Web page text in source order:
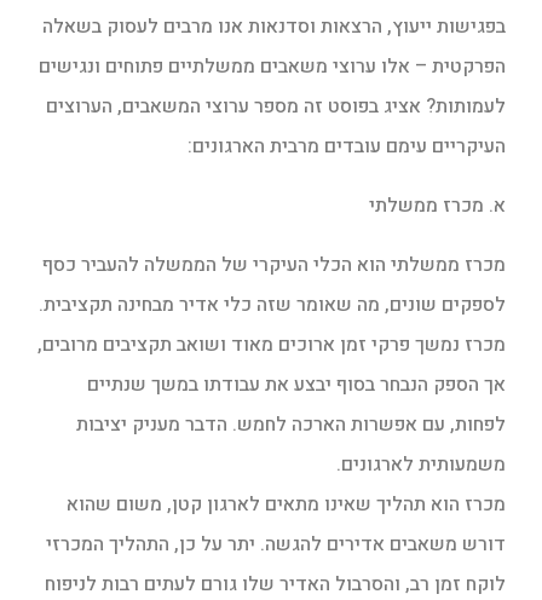
בפגישות ייעוץ, הרצאות וסדנאות אנו מרבים לעסוק בשאלה
הפרקטית – אלו ערוצי משאבים ממשלתיים פתוחים ונגישים
לעמותות? אציג בפוסט זה מספר ערוצי המשאבים, הערוצים
העיקריים עימם עובדים מרבית הארגונים:
א. מכרז ממשלתי
מכרז ממשלתי הוא הכלי העיקרי של הממשלה להעביר כסף
לספקים שונים, מה שאומר שזה כלי אדיר מבחינה תקציבית.
מכרז נמשך פרקי זמן ארוכים מאוד ושואב תקציבים מרובים,
אך הספק הנבחר בסוף יבצע את עבודתו במשך שנתיים
לפחות, עם אפשרות הארכה לחמש. הדבר מעניק יציבות
משמעותית לארגונים.
מכרז הוא תהליך שאינו מתאים לארגון קטן, משום שהוא
דורש משאבים אדירים להגשה. יתר על כן, התהליך המכרזי
לוקח זמן רב, והסרבול האדיר שלו גורם לעתים רבות לניפוח